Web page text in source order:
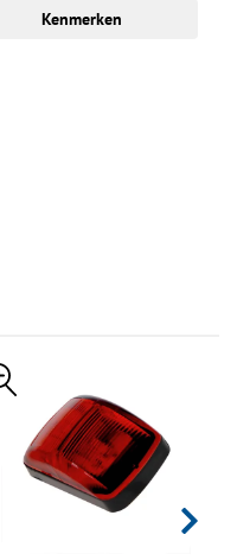
Kenmerken